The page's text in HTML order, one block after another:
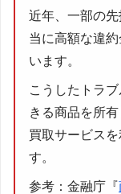
近年、一部の
当に高額な違
います。
こうしたトラ
きる商品を所
買取サービス
す。
参考：金融庁『